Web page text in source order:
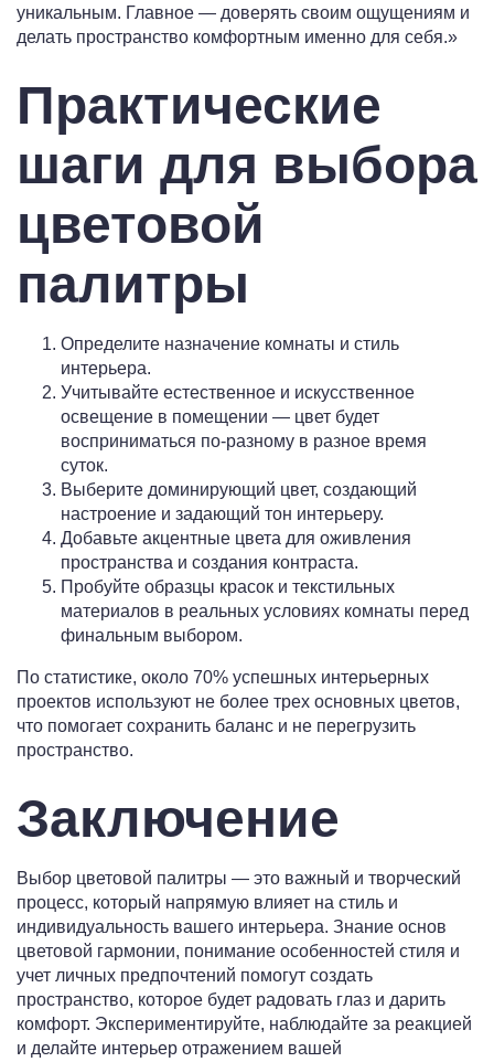
уникальным. Главное — доверять своим ощущениям и
делать пространство комфортным именно для себя.»
Практические
шаги для выбора
цветовой
палитры
Определите назначение комнаты и стиль
интерьера.
Учитывайте естественное и искусственное
освещение в помещении — цвет будет
восприниматься по-разному в разное время
суток.
Выберите доминирующий цвет, создающий
настроение и задающий тон интерьеру.
Добавьте акцентные цвета для оживления
пространства и создания контраста.
Пробуйте образцы красок и текстильных
материалов в реальных условиях комнаты перед
финальным выбором.
По статистике, около 70% успешных интерьерных
проектов используют не более трех основных цветов,
что помогает сохранить баланс и не перегрузить
пространство.
Заключение
Выбор цветовой палитры — это важный и творческий
процесс, который напрямую влияет на стиль и
индивидуальность вашего интерьера. Знание основ
цветовой гармонии, понимание особенностей стиля и
учет личных предпочтений помогут создать
пространство, которое будет радовать глаз и дарить
комфорт. Экспериментируйте, наблюдайте за реакцией
и делайте интерьер отражением вашей